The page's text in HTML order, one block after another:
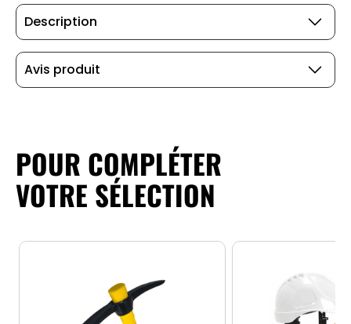
Description
Avis produit
POUR COMPLÉTER
VOTRE SÉLECTION